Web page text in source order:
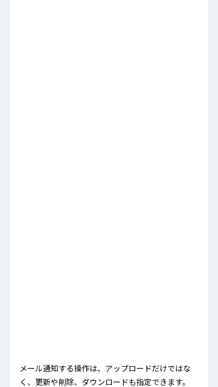
メール通知する操作は、アップロードだけではな
く、更新や削除、ダウンロードも指定できます。